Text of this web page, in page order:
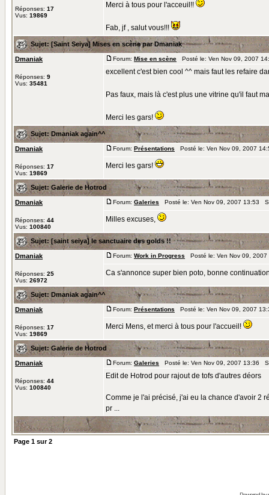
Réponses: 17
Vus: 19869
Merci à tous pour l'acceuil!!
Fab, jf , salut vous!!!
Sujet: [Saint Seiya] Mises en scène par Dmaniak
Dmaniak
Réponses: 9
Vus: 35481
Forum: Mise en scène Posté le: Ven Nov 09, 2007
excellent c'est bien cool ^^ mais faut les refaire
Pas faux, mais là c'est plus une vitrine qu'il faut
Merci les gars!
Sujet: Dmaniak again^^
Dmaniak
Réponses: 17
Vus: 19869
Forum: Présentations Posté le: Ven Nov 09, 2007
Merci les gars!
Sujet: Galerie de Hotrod
Dmaniak
Réponses: 44
Vus: 100840
Forum: Galeries Posté le: Ven Nov 09, 2007 13:53
Milles excuses,
Sujet: [saint seiya] le sanctuaire des golds !!
Dmaniak
Réponses: 25
Vus: 26972
Forum: Work in Progress Posté le: Ven Nov 09,
Ca s'annonce super bien poto, bonne
Sujet: Dmaniak again^^
Dmaniak
Réponses: 17
Vus: 19869
Forum: Présentations Posté le: Ven Nov 09, 2007
Merci Mens, et merci à tous pour l'accueil!
Sujet: Galerie de Hotrod
Dmaniak
Réponses: 44
Vus: 100840
Forum: Galeries Posté le: Ven Nov 09, 2007 13:36
Edit de Hotrod pour rajout de tofs d'autres déors
Comme je l'ai précisé, j'ai eu la chance d'avoir 2
pr ...
Page 1 sur2